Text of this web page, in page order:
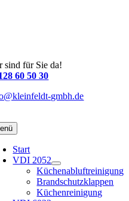
sind für Sie da!
60 50 30
gmbh.de
Start
VDI 2052
Küchenabluftreinigung
Brandschutzklappen
Küchenreinigung